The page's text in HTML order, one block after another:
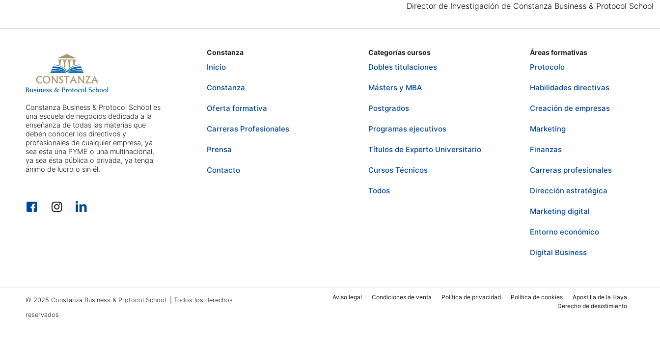
Director de Investigación de Constanza Business & Protocol School
Constanza Business & Protocol School es
una escuela de negocios dedicada a la
enseñanza de todas las materias que
deben conocer los directivos y
profesionales de cualquier empresa, ya
sea esta una PYME o una multinacional,
ya sea ésta pública o privada, ya tenga
ánimo de lucro o sin él.
Constanza
Inicio
Constanza
Oferta formativa
Carreras Profesionales
Prensa
Contacto
Categorías cursos
Dobles titulaciones
Másters y MBA
Postgrados
Programas ejecutivos
Títulos de Experto Universitario
Cursos Técnicos
Todos
Áreas formativas
Protocolo
Habilidades directivas
Creación de empresas
Marketing
Finanzas
Carreras profesionales
Dirección estratégica
Marketing digital
Entorno económico
Digital Business
© 2025 Constanza Business & Protocol School | Todos los derechos
reservados
Aviso legal Condiciones de venta Política de privacidad Política de cookies
Apostilla de la Haya
Derecho de desistimiento